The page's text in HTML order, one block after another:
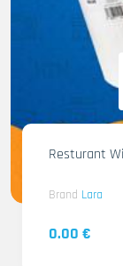
Brand Lara
0.00 €